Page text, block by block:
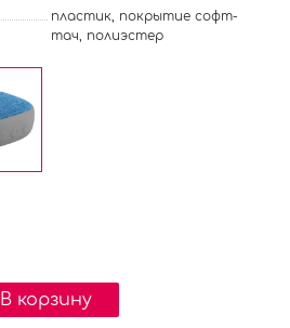
пластик, покрытие софт-
тач, полиэстер
В корзину